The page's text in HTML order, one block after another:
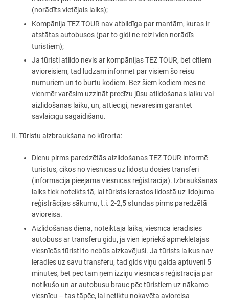
(norādīts vietējais laiks);
Kompānija TEZ TOUR nav atbildīga par mantām, kuras ir
atstātas autobusos (par to gidi ne reizi vien norādīs
tūristiem);
Ja tūristi atlido nevis ar kompānijas TEZ TOUR, bet citiem
avioreisiem, tad lūdzam informēt par visiem šo reisu
numuriem un to burtu kodiem. Bez šiem kodiem mēs ne
vienmēr varēsim uzzināt precīzu jūsu atlidošanas laiku vai
aizlidošanas laiku, un, attiecīgi, nevarēsim garantēt
savlaicīgu sagaidīšanu.
II. Tūristu aizbraukšana no kūrorta:
Dienu pirms paredzētās aizlidošanas TEZ TOUR informē
tūristus, cikos no viesnīcas uz lidostu dosies transferi
(informācija pieejama viesnīcas reģistrācijā). Izbraukšanas
laiks tiek noteikts tā, lai tūrists ierastos lidostā uz lidojuma
reģistrācijas sākumu, t.i. 2-2,5 stundas pirms paredzētā
avioreisa.
Aizlidošanas dienā, noteiktajā laikā, viesnīcā ieradīsies
autobuss ar transferu gidu, ja vien iepriekš apmeklētajās
viesnīcās tūristi to nebūs aizkavējuši. Ja tūrists laikus nav
ieradies uz savu transferu, tad gids viņu gaida aptuveni 5
minūtes, bet pēc tam ņem izziņu viesnīcas reģistrācijā par
notikušo un ar autobusu brauc pēc tūristiem uz nākamo
viesnīcu – tas tāpēc, lai netiktu nokavēta avioreisa